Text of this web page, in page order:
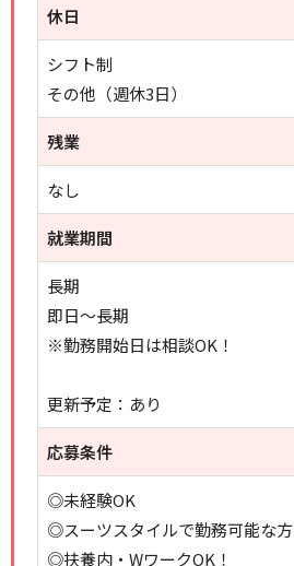
休日
シフト制
その他（週休3日）
残業
なし
就業期間
長期
即日～長期
※勤務開始日は相談OK！
更新予定：あり
応募条件
◎未経験OK
◎スーツスタイルで勤務可能な方
◎扶養内・WワークOK！